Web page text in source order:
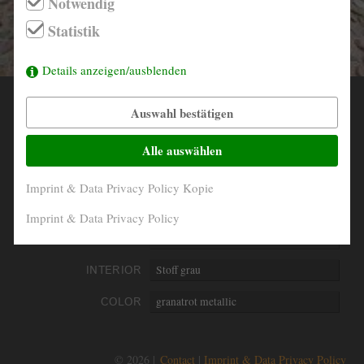
YEAR 1975
89.995 Km
INTERIOR Stoff grau
COLOR granatrot metallic
© 2026 | Contact Imprint & Data Privacy Policy
Statistik
Details anzeigen/ausblenden
Auswahl bestätigen
Alle auswählen
Imprint & Data Privacy Policy Kopie
Imprint & Data Privacy Policy